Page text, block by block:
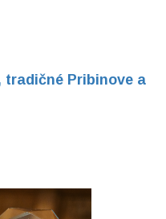
tradičné Pribinove a